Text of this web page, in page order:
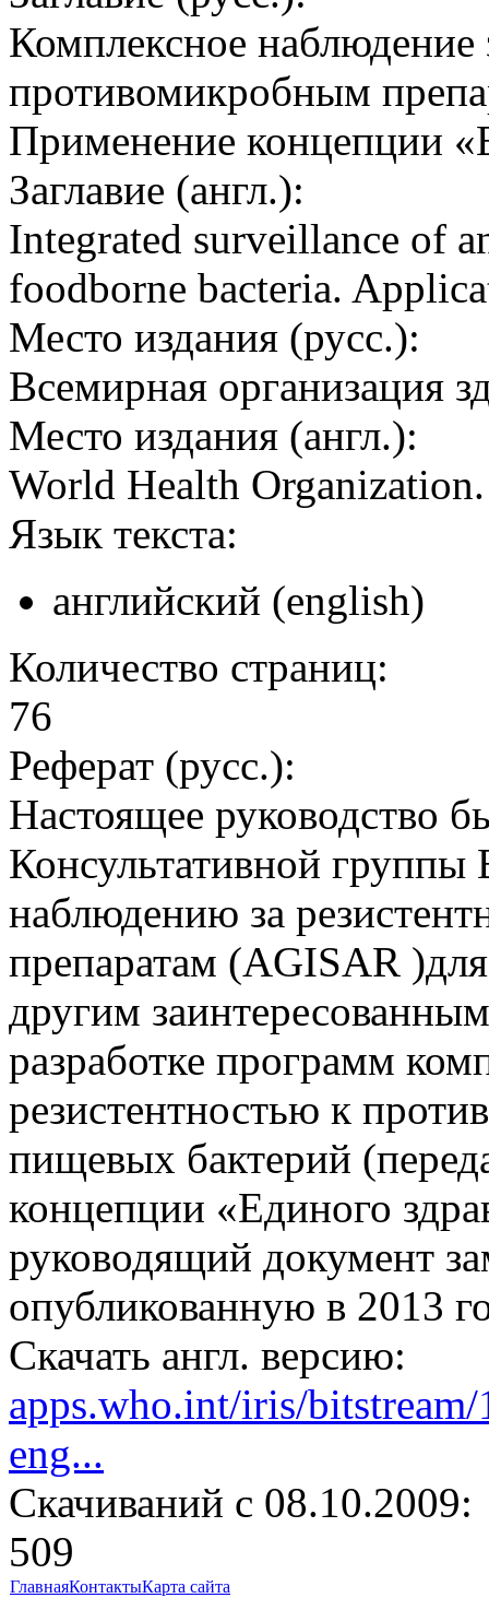
Комплексное наблюдение
противомикробным
Применение концепции
Заглавие (англ.):
Integrated surveillance of
foodborne bacteria.
Место издания (русс.):
Всемирная организация
Место издания (англ.):
World Health
Язык текста:
английский (english)
Количество страниц:
76
Реферат (русс.):
Настоящее руководство
Консультативной
наблюдению за
препаратам (AGISAR
другим
разработке программ
резистентностью к
пищевых бактерий
концепции «Единого
руководящий документ
опубликованную в 2013
Скачать англ. версию:
apps.who.int/iris/
eng...
Cкачиваний с 08.10.2009:
509
ГлавнаяКонтактыКарта сайта